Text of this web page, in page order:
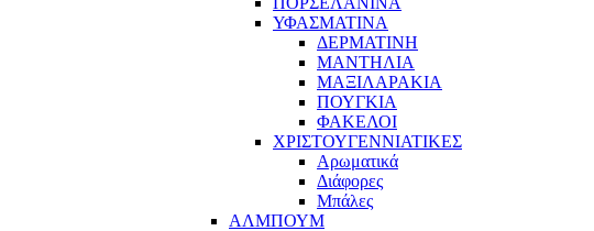
ΥΦΑΣΜΑΤΙΝA
ΔΕΡΜΑΤΙΝΗ
ΜΑΝΤΗΛΙΑ
ΜΑΞΙΛΑΡΑΚΙΑ
ΠΟΥΓΚΙΑ
ΦΑΚΕΛΟΙ
ΧΡΙΣΤΟΥΓΕΝΝΙΑΤΙΚΕΣ
Αρωματικά
Διάφορες
Μπάλες
ΑΛΜΠΟΥΜ